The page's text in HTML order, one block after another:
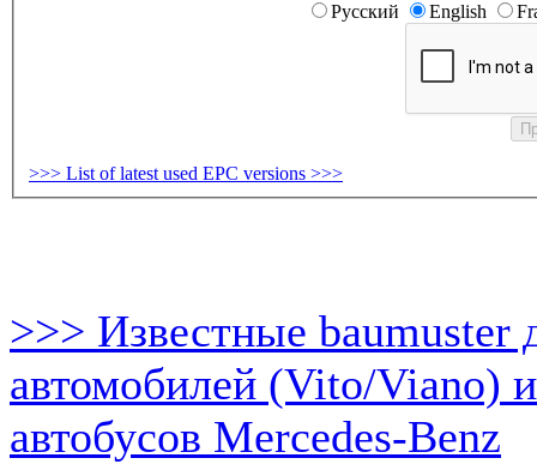
Русский English
>>> List of latest used EPC versions >>>
>>> Известные baumuster
автомобилей (Vito/Viano)
автобусов Mercedes-Benz